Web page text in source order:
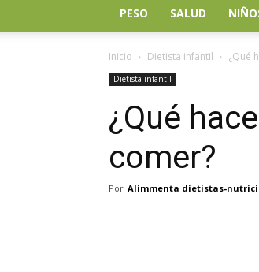
PESO SALUD
Inicio Dietista infantil ¿Qué
Dietista infantil
¿Qué
comer?
Por Alimmenta dietistas-